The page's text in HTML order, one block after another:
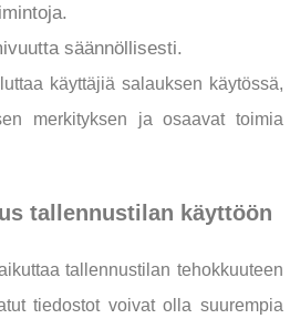
säännöllisesti.
käyttäjiä salauksen käytössä,
merkityksen ja osaavat toimia
tallennustilan käyttöön
tallennustilan tehokkuuteen
tiedostot voivat olla suurempia